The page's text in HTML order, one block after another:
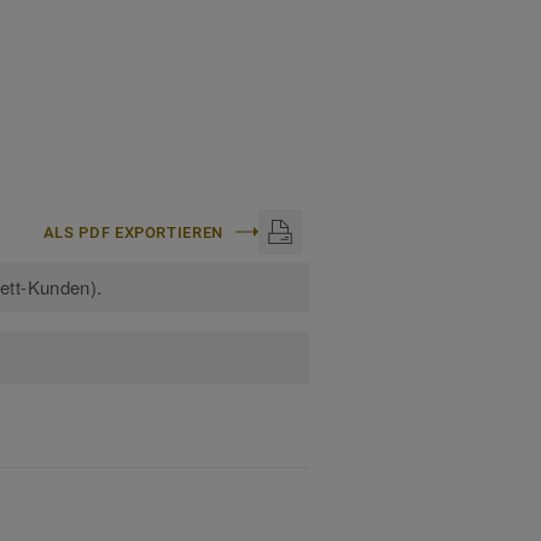
ALS PDF EXPORTIEREN
Kunden).